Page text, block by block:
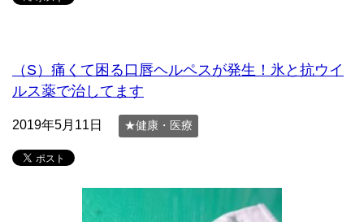
（S）痛くて困る口唇ヘルペスが発生！氷と抗ウイ
ルス薬で治してます
2019年5月11日 ★健康・医療